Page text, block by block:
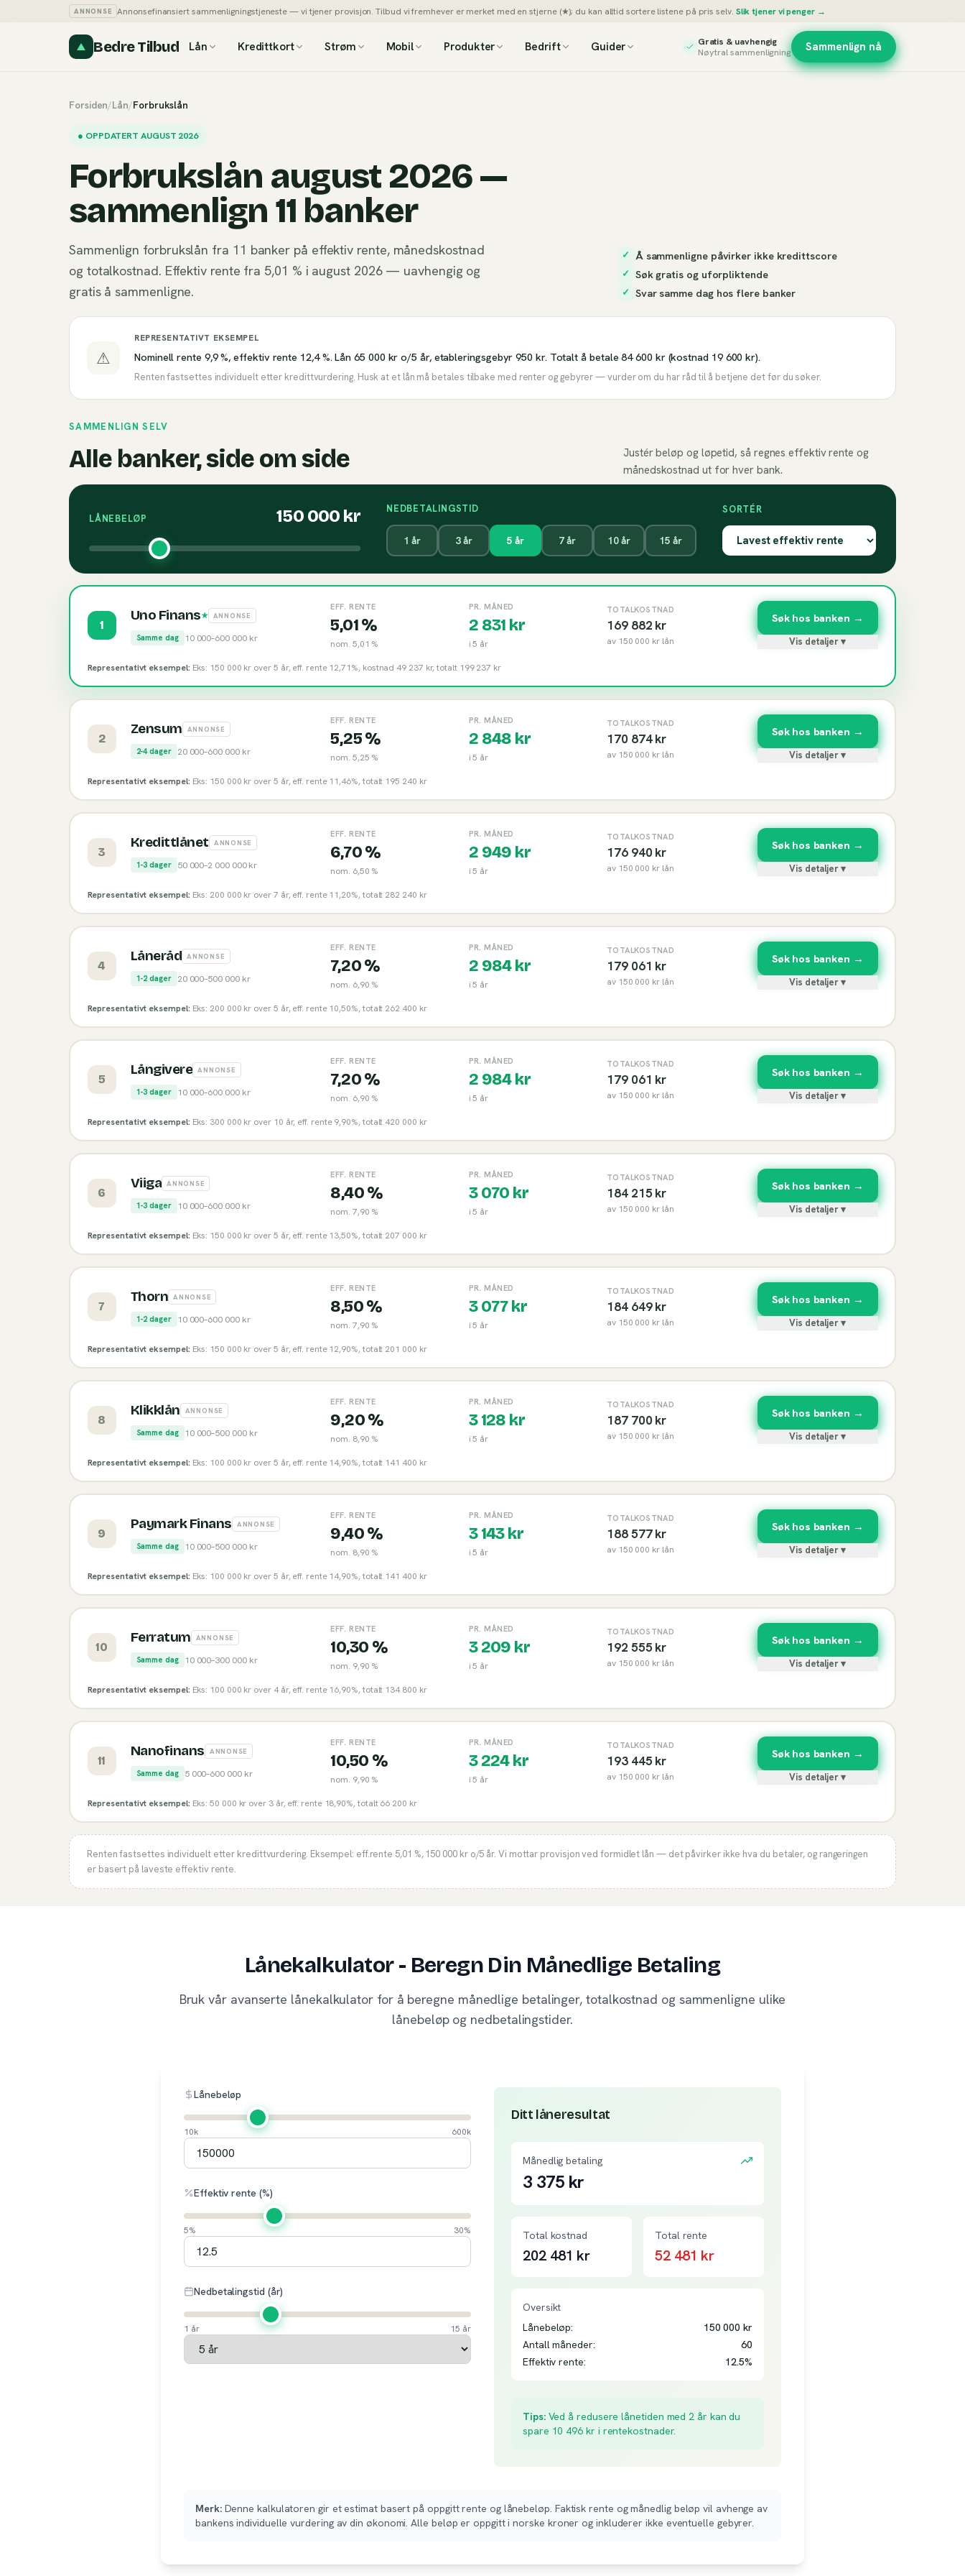
ANNONSE Annonsefinansiert sammenligningstjeneste — vi tjener provisjon. Tilbud vi fremhever er merket med en stjerne (★); du kan alltid sortere listene på pris selv. Slik tjener vi penger →
Bedre Tilbud Lån Kredittkort Strøm Mobil Produkter Bedrift Guider
Gratis & uavhengig
Nøytral sammenligning
Sammenlign nå
Forsiden/Lån/Forbrukslån
● OPPDATERT AUGUST 2026
Forbrukslån august 2026 —
sammenlign 11 banker
Sammenlign forbrukslån fra 11 banker på effektiv rente, månedskostnad
og totalkostnad. Effektiv rente fra 5,01 % i august 2026 — uavhengig og
gratis å sammenligne.
✓ Å sammenligne påvirker ikke kredittscore
✓ Søk gratis og uforpliktende
✓ Svar samme dag hos flere banker
⚠
REPRESENTATIVT EKSEMPEL
Nominell rente 9,9 %, effektiv rente 12,4 %. Lån 65 000 kr o/5 år, etableringsgebyr 950 kr. Totalt å betale 84 600 kr (kostnad 19 600 kr).
Renten fastsettes individuelt etter kredittvurdering. Husk at et lån må betales tilbake med renter og gebyrer — vurder om du har råd til å betjene det før du søker.
SAMMENLIGN SELV
Alle banker, side om side
Justér beløp og løpetid, så regnes effektiv rente og
månedskostnad ut for hver bank.
LÅNEBELØP 150 000 kr NEDBETALINGSTID
1 år 3år 5 år 7år 10år 15 år
SORTÉR
1
Uno Finans★ ANNONSE
Samme dag 10 000–600 000kr
EFF. RENTE
5,01 %
nom. 5,01 %
PR. MÅNED
2 831 kr
i5 år
TOTALKOSTNAD
169 882 kr
av 150 000 kr lån
Søk hos banken →
Vis detaljer ▾
Representativt eksempel: Eks: 150 000 kr over 5 år, eff. rente 12,71%, kostnad 49 237 kr, totalt 199 237 kr
2
Zensum ANNONSE
2-4 dager 20 000–600 000kr
EFF. RENTE
5,25 %
nom. 5,25 %
PR. MÅNED
2 848 kr
i5 år
TOTALKOSTNAD
170 874kr
av 150 000 kr lån
Søk hos banken →
Vis detaljer ▾
Representativt eksempel: Eks: 150 000 kr over 5 år, eff. rente 11,46%, totalt 195 240 kr
3
Kredittlånet ANNONSE
1-3 dager 50 000–2 000 000kr
EFF. RENTE
6,70 %
nom. 6,50 %
PR. MÅNED
2 949 kr
i5 år
TOTALKOSTNAD
176 940 kr
av 150 000 kr lån
Søk hos banken →
Vis detaljer ▾
Representativt eksempel: Eks: 200 000 kr over 7 år, eff. rente 11,20%, totalt 282 240 kr
4
Låneråd ANNONSE
1-2 dager 20 000–500 000kr
EFF. RENTE
7,20 %
nom. 6,90 %
PR. MÅNED
2 984kr
i5 år
TOTALKOSTNAD
179 061 kr
av 150 000 kr lån
Søk hos banken →
Vis detaljer ▾
Representativt eksempel: Eks: 200 000 kr over 5 år, eff. rente 10,50%, totalt 262 400 kr
5
Långivere ANNONSE
1-3 dager 10 000–600 000kr
EFF. RENTE
7,20 %
nom. 6,90 %
PR. MÅNED
2 984kr
i5 år
TOTALKOSTNAD
179 061 kr
av 150 000 kr lån
Søk hos banken →
Vis detaljer ▾
Representativt eksempel: Eks: 300 000 kr over 10 år, eff. rente 9,90%, totalt 420 000 kr
6
Viiga ANNONSE
1-3 dager 10 000–600 000kr
EFF. RENTE
8,40 %
nom. 7,90 %
PR. MÅNED
3 070 kr
i5 år
TOTALKOSTNAD
184 215 kr
av 150 000 kr lån
Søk hos banken →
Vis detaljer ▾
Representativt eksempel: Eks: 150 000 kr over 5 år, eff. rente 13,50%, totalt 207 000 kr
7
Thorn ANNONSE
1-2 dager 10 000–600 000kr
EFF. RENTE
8,50 %
nom. 7,90 %
PR. MÅNED
3 077kr
i5 år
TOTALKOSTNAD
184 649kr
av 150 000 kr lån
Søk hos banken →
Vis detaljer ▾
Representativt eksempel: Eks: 150 000 kr over 5 år, eff. rente 12,90%, totalt 201 000 kr
8
Klikklån ANNONSE
Samme dag 10 000–500 000kr
EFF. RENTE
9,20 %
nom. 8,90 %
PR. MÅNED
3 128 kr
i5 år
TOTALKOSTNAD
187 700 kr
av 150 000 kr lån
Søk hos banken →
Vis detaljer ▾
Representativt eksempel: Eks: 100 000 kr over 5 år, eff. rente 14,90%, totalt 141 400 kr
9
Paymark Finans ANNONSE
Samme dag 10 000–500 000kr
EFF. RENTE
9,40 %
nom. 8,90 %
PR. MÅNED
3 143kr
i5 år
TOTALKOSTNAD
188 577kr
av 150 000 kr lån
Søk hos banken →
Vis detaljer ▾
Representativt eksempel: Eks: 100 000 kr over 5 år, eff. rente 14,90%, totalt 141 400 kr
10
Ferratum ANNONSE
Samme dag 10 000–300 000kr
EFF. RENTE
10,30 %
nom. 9,90 %
PR. MÅNED
3 209 kr
i5 år
TOTALKOSTNAD
192 555 kr
av 150 000 kr lån
Søk hos banken →
Vis detaljer ▾
Representativt eksempel: Eks: 100 000 kr over 4 år, eff. rente 16,90%, totalt 134 800 kr
11
Nanofinans ANNONSE
Samme dag 5 000–600 000kr
EFF. RENTE
10,50 %
nom. 9,90 %
PR. MÅNED
3 224kr
i5 år
TOTALKOSTNAD
193 445 kr
av 150 000 kr lån
Søk hos banken →
Vis detaljer ▾
Representativt eksempel: Eks: 50 000 kr over 3 år, eff. rente 18,90%, totalt 66 200 kr
Renten fastsettes individuelt etter kredittvurdering. Eksempel: eff.rente 5,01 %, 150 000kr o/5 år. Vi mottar provisjon ved formidlet lån — det påvirker ikke hva du betaler, og rangeringen
er basert på laveste effektiv rente.
Lånekalkulator - Beregn Din Månedlige Betaling
Bruk vår avanserte lånekalkulator for å beregne månedlige betalinger, totalkostnad og sammenligne ulike
lånebeløp og nedbetalingstider.
Lånebeløp
10k 600k
Effektiv rente (%)
5% 30%
Nedbetalingstid (år)
1 år 15 år
Ditt låneresultat
Månedlig betaling
3 375kr
Total kostnad
202 481 kr
Total rente
52 481 kr
Oversikt
Lånebeløp:
150 000 kr
Antall måneder:
60
Effektiv rente:
12.5%
Tips:Ved å redusere lånetiden med 2 år kan du
spare 10 496 kr i rentekostnader.
Merk:Denne kalkulatoren gir et estimat basert på oppgitt rente og lånebeløp. Faktisk rente og månedlig beløp vil avhenge av
bankens individuelle vurdering av din økonomi. Alle beløp er oppgitt i norske kroner og inkluderer ikke eventuelle gebyrer.